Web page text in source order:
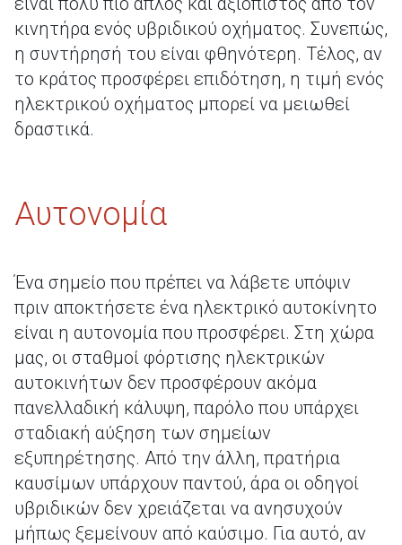
κινητήρα ενός υβριδικού οχήματος. Συνεπώς,
η συντήρησή του είναι φθηνότερη. Τέλος, αν
το κράτος προσφέρει επιδότηση, η τιμή ενός
ηλεκτρικού οχήματος μπορεί να μειωθεί
δραστικά.
Αυτονομία
Ένα σημείο που πρέπει να λάβετε υπόψιν
πριν αποκτήσετε ένα ηλεκτρικό αυτοκίνητο
είναι η αυτονομία που προσφέρει. Στη χώρα
μας, οι σταθμοί φόρτισης ηλεκτρικών
αυτοκινήτων δεν προσφέρουν ακόμα
πανελλαδική κάλυψη, παρόλο που υπάρχει
σταδιακή αύξηση των σημείων
εξυπηρέτησης. Από την άλλη, πρατήρια
καυσίμων υπάρχουν παντού, άρα οι οδηγοί
υβριδικών δεν χρειάζεται να ανησυχούν
μήπως ξεμείνουν από καύσιμο. Για αυτό, αν